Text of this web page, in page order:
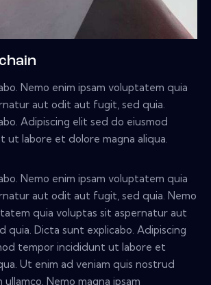
Nemo enim ipsam voluptatem quia
aut odit aut fugit, sed quia.
Adipiscing elit sed do eiusmod
ut labore et dolore magna aliqua.
Nemo enim ipsam voluptatem quia
aut odit aut fugit, sed quia. Nemo
quia voluptas sit aspernatur aut
quia. Dicta sunt explicabo. Adipiscing
tempor incididunt ut labore et
Ut enim ad veniam quis nostrud
Nemo magna ipsam